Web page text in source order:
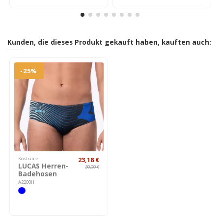
Kunden, die dieses Produkt gekauft haben, kauften auch:
-25%
Kostüme
LUCAS Herren-
Badehosen
A2200H
23,18 €
30,90 €